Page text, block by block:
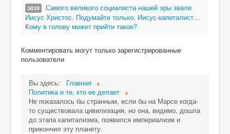
3839
Самого великого социалиста нашей эры звали
Иисус Христос. Подумайте только, Иисус-капиталист...
Кому в голову может прийти такое?
Комментировать могут только зарегистрированные
пользователи
Вы здесь:
Главная
Политика и те, кто ее делает
Не показалось бы странным, если бы на Марсе когда-
то существовала цивилизация, но она, видимо, дошла
до этапа капитализма, появился империализм и
прикончил эту планету.